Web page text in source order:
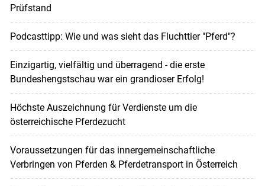
Prüfstand
Podcasttipp: Wie und was sieht das Fluchttier "Pferd"?
Einzigartig, vielfältig und überragend - die erste
Bundeshengstschau war ein grandioser Erfolg!
Höchste Auszeichnung für Verdienste um die
österreichische Pferdezucht
Voraussetzungen für das innergemeinschaftliche
Verbringen von Pferden & Pferdetransport in Österreich